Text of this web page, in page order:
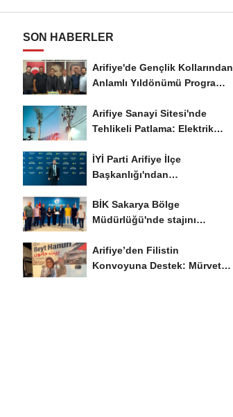
SON HABERLER
Arifiye'de Gençlik Kollarından
Anlamlı Yıldönümü Programı:
Arifiye Sanayi Sitesi'nde
Tehlikeli Patlama: Elektrik
İYİ Parti Arifiye İlçe
Başkanlığı'ndan
BİK Sakarya Bölge
Müdürlüğü'nde stajını
Arifiye’den Filistin
Konvoyuna Destek: Mürvet